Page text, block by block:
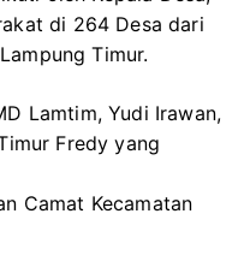
di 264 Desa dari
Timur.
Lamtim, Yudi Irawan,
Fredy yang
Camat Kecamatan